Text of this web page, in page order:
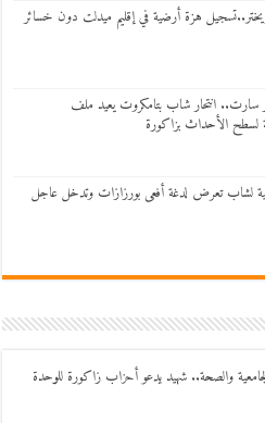
سلم ريختر..تسجيل هزة أرضية في إقليم ميدلت دون خسائر
سارت.. انتحار شاب بتامكروت يعيد ملف
لسطح الأحداث بزاكورة
لشاب تعرض لدغة أفعى بورزازات وتدخل عاجل
الجامعية والصحة.. شهيد يدعو أحزاب زاكورة للوحدة